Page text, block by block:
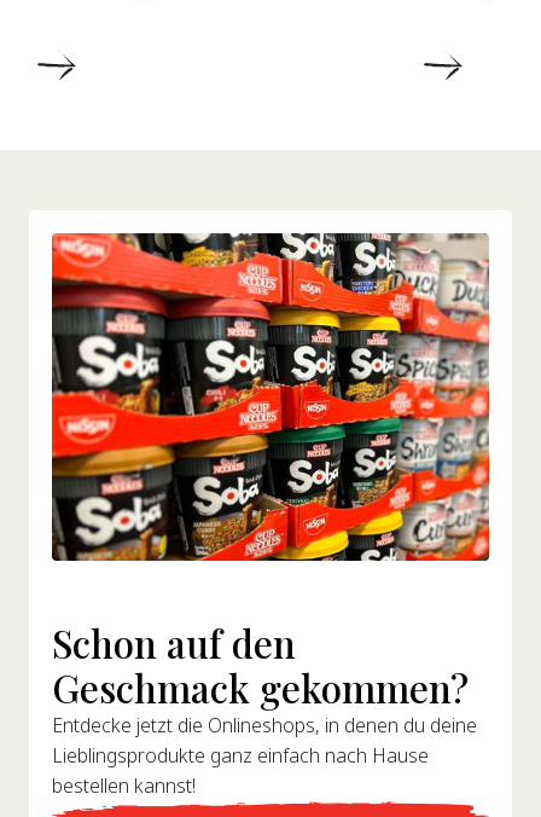
Schon auf den
Geschmack gekommen?
Entdecke jetzt die Onlineshops, in denen du deine
Lieblingsprodukte ganz einfach nach Hause
bestellen kannst!